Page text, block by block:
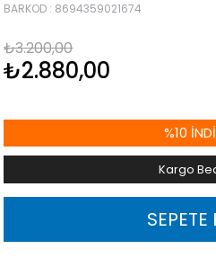
BARKOD : 8694359021674
₺3.200,00
₺2.880,00
%10
Kargo